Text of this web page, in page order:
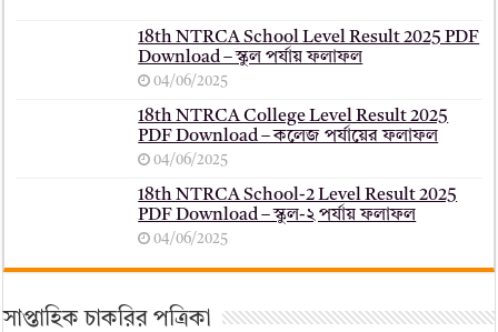
18th NTRCA School Level Result 2025 PDF
Download – স্কুল পর্যায় ফলাফল
04/06/2025
18th NTRCA College Level Result 2025
PDF Download – কলেজ পর্যায়ের ফলাফল
04/06/2025
18th NTRCA School-2 Level Result 2025
PDF Download – স্কুল-২ পর্যায় ফলাফল
04/06/2025
সাপ্তাহিক চাকরির পত্রিকা